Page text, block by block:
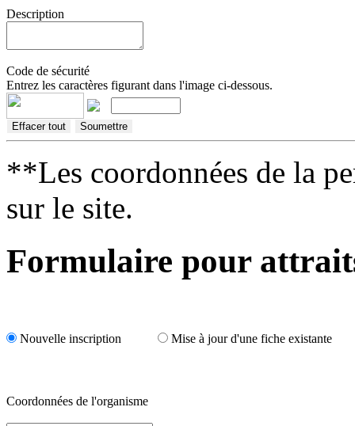
Description
Code de sécurité
Entrez les caractères figurant dans l'image ci-dessous.
**Les coordonnées de la
sur le site.
Formulaire pour
Nouvelle inscription Mise à jour d'une fiche existante
Coordonnées de l'organisme